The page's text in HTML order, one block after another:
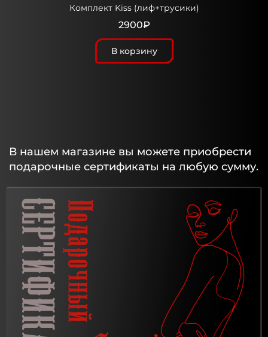
Комплект Kiss (лиф+трусики)
2900₽
В корзину
В нашем магазине вы можете приобрести
подарочные сертификаты на любую сумму.